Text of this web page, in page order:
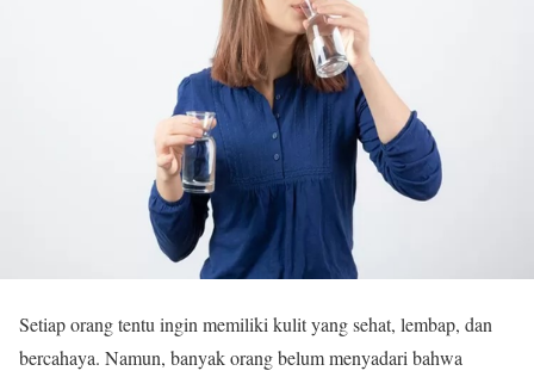
Setiap orang tentu ingin memiliki kulit yang sehat, lembap, dan
bercahaya. Namun, banyak orang belum menyadari bahwa